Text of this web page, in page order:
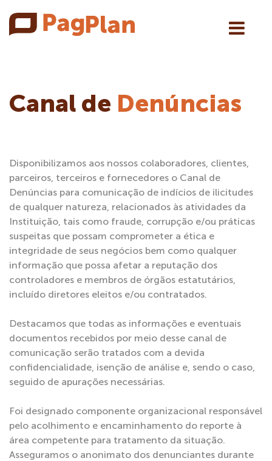
Canal de Denúncias
Disponibilizamos aos nossos colaboradores, clientes,
parceiros, terceiros e fornecedores o Canal de
Denúncias para comunicação de indícios de ilicitudes
de qualquer natureza, relacionados às atividades da
Instituição, tais como fraude, corrupção e/ou práticas
suspeitas que possam comprometer a ética e
integridade de seus negócios bem como qualquer
informação que possa afetar a reputação dos
controladores e membros de órgãos estatutários,
incluído diretores eleitos e/ou contratados.
Destacamos que todas as informações e eventuais
documentos recebidos por meio desse canal de
comunicação serão tratados com a devida
confidencialidade, isenção de análise e, sendo o caso,
seguido de apurações necessárias.
Foi designado componente organizacional responsável
pelo acolhimento e encaminhamento do reporte à
área competente para tratamento da situação.
Asseguramos o anonimato dos denunciantes durante